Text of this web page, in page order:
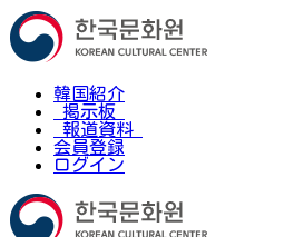
韓国紹介
掲示板
報道資料
会員登録
ログイン